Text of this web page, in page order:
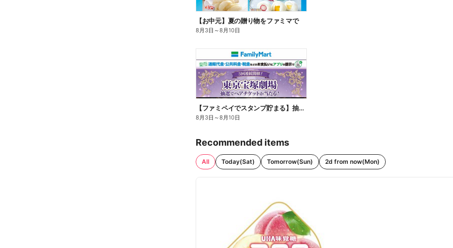
【お中元】夏の贈り物をファミマで
8月3日 ～8月10日
【ファミペイでスタンプ貯まる】抽選でペアチケットが当たる!
8月3日 ～8月10日
Recommended items
All Today(Sat) Tomorrow(Sun) 2d from now(Mon)